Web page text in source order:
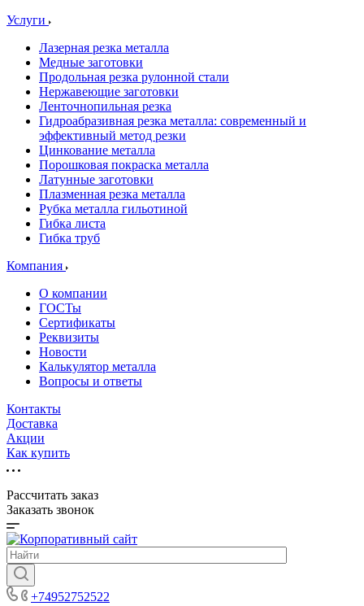
Услуги
Лазерная резка металла
Медные заготовки
Продольная резка рулонной стали
Нержавеющие заготовки
Ленточнопильная резка
Гидроабразивная резка металла: современный и
эффективный метод резки
Цинкование металла
Порошковая покраска металла
Латунные заготовки
Плазменная резка металла
Рубка металла гильотиной
Гибка листа
Гибка труб
Компания
О компании
ГОСТы
Сертификаты
Реквизиты
Новости
Калькулятор металла
Вопросы и ответы
Контакты
Доставка
Акции
Как купить
Рассчитать заказ
Заказать звонок
+74952752522